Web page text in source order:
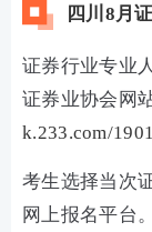
四川8月
证券行业专业
证券业协会网
k.233.com/
考生选择当次
网上报名平台。